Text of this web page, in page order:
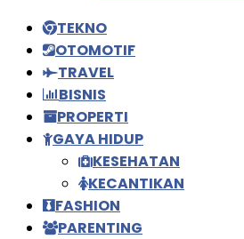
TEKNO
OTOMOTIF
TRAVEL
BISNIS
PROPERTI
GAYA HIDUP
KESEHATAN
KECANTIKAN
FASHION
PARENTING